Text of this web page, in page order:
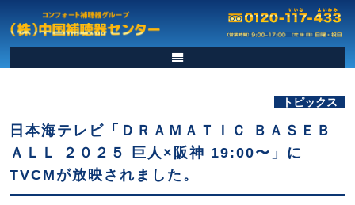
トピックス
日本海テレビ「ＤＲＡＭＡＴＩＣ ＢＡＳＥＢ
ＡＬＬ ２０２５ 巨人×阪神 19:00〜」に
TVCMが放映されました。